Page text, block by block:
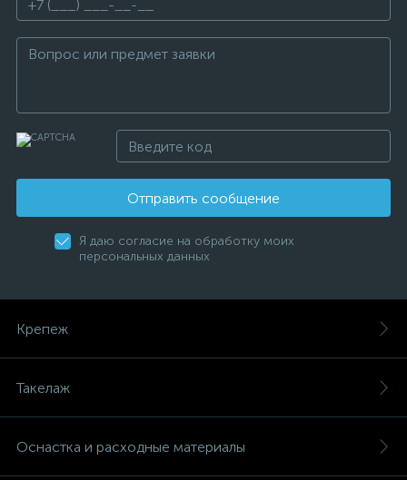
Отправить сообщение
Я даю согласие на обработку моих
персональных данных
Крепеж
Такелаж
Оснастка и расходные материалы